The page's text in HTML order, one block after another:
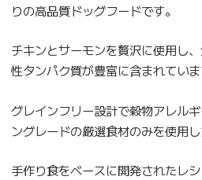
りの高品質ドッグフードです。
チキンとサーモンを贅沢に使用し
性タンパク質が豊富に含まれていま
グレインフリー設計で穀物アレル
ングレードの厳選食材のみを使用
手作り食をベースに開発されたレ